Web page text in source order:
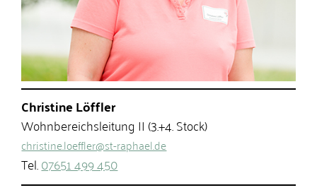
Christine Löffler
Wohnbereichsleitung II (3.+4. Stock)
christine.loeffler@st-raphael.de
Tel.07651 499 450